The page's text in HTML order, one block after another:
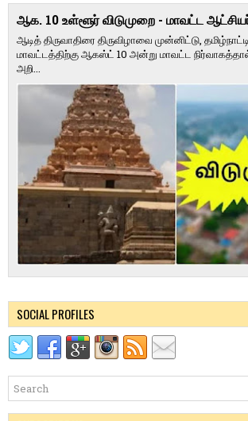
ஆக. 10 உள்ளூர் விடுமுறை - மாவட்ட ஆட்சியர்
ஆடித் திருவாதிரை திருவிழாவை முன்னிட்டு,
மாவட்டத்திற்கு ஆகஸ்ட் 10 அன்று மாவட்ட
அறி...
SOCIAL PROFILES